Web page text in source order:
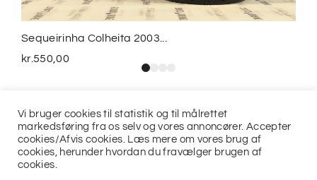
Sequeirinha Colheita 2003...
kr.550,00
Vi bruger cookies til statistik og til målrettet
markedsføring fra os selv og vores annoncører. Accepter
cookies/Afvis cookies. Læs mere om vores brug af
cookies, herunder hvordan du fravælger brugen af
cookies.